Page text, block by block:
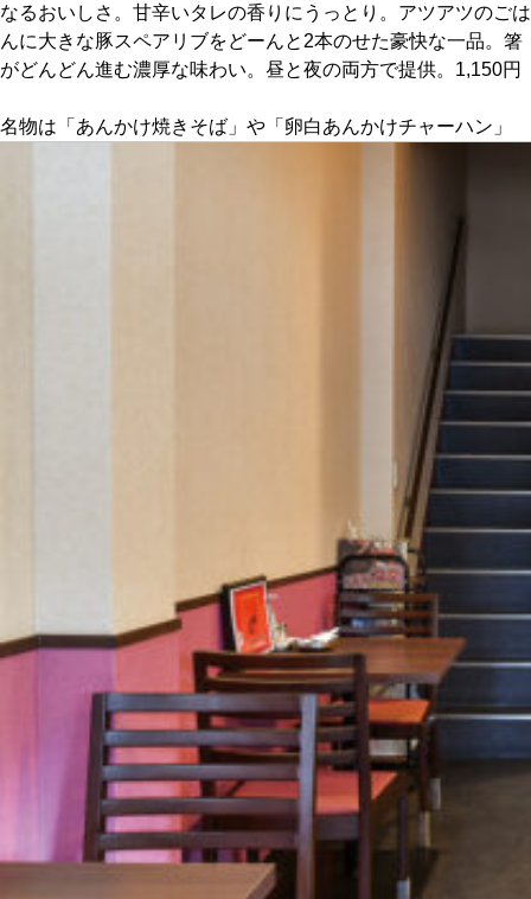
私と店のはなし
今月の京みやげ
京都の書店
誠光社で選びました。
おすすめの本
紹介します。
おすすめのイベント
なるおいしさ。甘辛いタレの香りにうっとり。アツアツのごは
んに大きな豚スペアリブをどーんと2本のせた豪快な一品。箸
がどんどん進む濃厚な味わい。昼と夜の両方で提供。1,150円
名物は「あんかけ焼きそば」や「卵白あんかけチャーハン」